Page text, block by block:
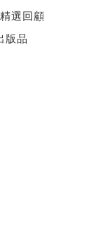
選回顧
版品